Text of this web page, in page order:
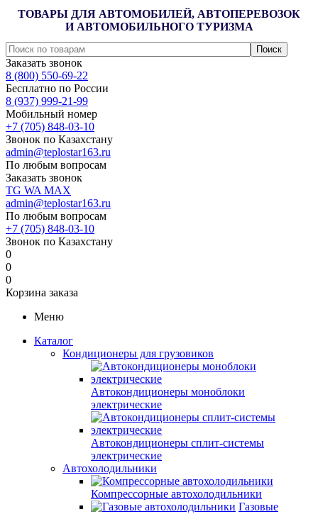
ТОВАРЫ ДЛЯ АВТОМОБИЛЕЙ, АВТОПЕРЕВОЗОК
И АВТОМОБИЛЬНОГО ТУРИЗМА
Заказать звонок
8 (800) 550-69-22
Бесплатно по России
8 (937) 999-21-99
Мобильный номер
+7 (705) 848-03-10
Звонок по Казахстану
admin@teplostar163.ru
По любым вопросам
Заказать звонок
TG WA MAX
admin@teplostar163.ru
По любым вопросам
+7 (705) 848-03-10
Звонок по Казахстану
0
0
0
Корзина заказа
Меню
Каталог
Кондиционеры для грузовиков
Автокондиционеры моноблоки
электрические
Автокондиционеры сплит-системы
электрические
Автохолодильники
Компрессорные автохолодильники
Газовые